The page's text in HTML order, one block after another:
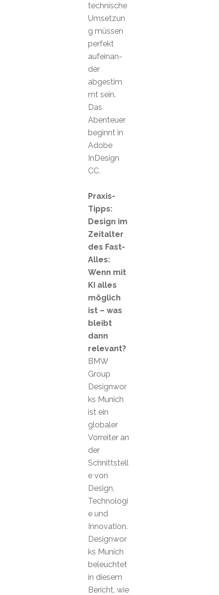
technische
Umsetzun
g müssen
perfekt
aufeinan-
der
abgestim
mt sein.
Das
Abenteuer
beginnt in
Adobe
InDesign
CC.
Praxis-
Tipps:
Design im
Zeitalter
des Fast-
Alles:
Wenn mit
KI alles
möglich
ist – was
bleibt
dann
relevant?
BMW
Group
Designwor
ks Munich
ist ein
globaler
Vorreiter an
der
Schnittstell
e von
Design,
Technologi
e und
Innovation.
Designwor
ks Munich
beleuchtet
in diesem
Bericht, wie